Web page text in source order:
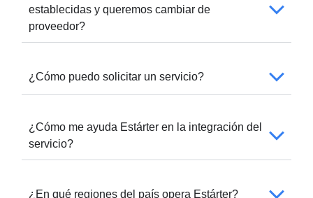
establecidas y queremos cambiar de
proveedor?
¿Cómo puedo solicitar un servicio?
¿Cómo me ayuda Estárter en la integración del
servicio?
¿En qué regiones del país opera Estárter?